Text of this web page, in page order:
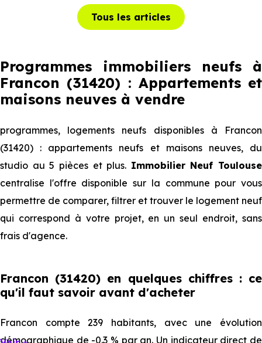
Tous les articles
Programmes immobiliers neufs à
Francon (31420) : Appartements et
maisons neuves à vendre
programmes, logements neufs disponibles à Francon
(31420) : appartements neufs et maisons neuves, du
studio au 5 pièces et plus. Immobilier Neuf Toulouse
centralise l'offre disponible sur la commune pour vous
permettre de comparer, filtrer et trouver le logement neuf
qui correspond à votre projet, en un seul endroit, sans
frais d'agence.
Francon (31420) en quelques chiffres : ce
qu'il faut savoir avant d'acheter
Francon compte 239 habitants, avec une évolution
démographique de -0.3 % par an. Un indicateur direct de